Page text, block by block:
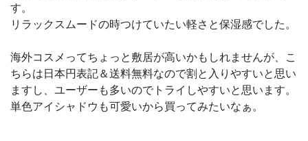
す。
リラックスムードの時つけていたい軽さと保湿感でした。
海外コスメってちょっと敷居が高いかもしれませんが、こ
ちらは日本円表記＆送料無料なので割と入りやすいと思い
ますし、ユーザーも多いのでトライしやすいと思います。
単色アイシャドウも可愛いから買ってみたいなぁ。